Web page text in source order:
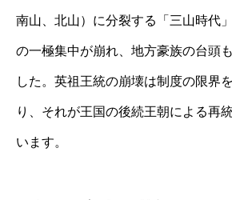
南山、北山）に分裂する「三山時代
の一極集中が崩れ、地方豪族の台頭
した。英祖王統の崩壊は制度の限界
り、それが王国の後続王朝による再
います。